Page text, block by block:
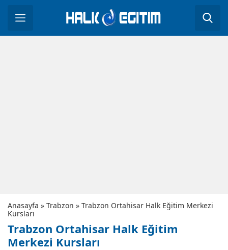
Anasayfa » Trabzon » Trabzon Ortahisar Halk Eğitim Merkezi
Kursları
Trabzon Ortahisar Halk Eğitim
Merkezi Kursları